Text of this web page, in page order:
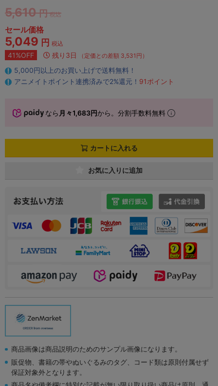
5,610 円 税込
セール価格
5,049 円 税込
41%OFF 残り3日 （定価との差額 3,531円）
5,000円以上のお買い上げで送料無料！
アニメイトポイント連携済みで2%還元！ 91ポイント
なら 月々1,683円から。分割手数料無料
カートに入れる
お気に入りに追加
商品画像は商品説明のためのサンプル画像になります。
販促物、書籍の帯やぬいぐるみのタグ、コード類は原則付属せず
保証対象外となります。